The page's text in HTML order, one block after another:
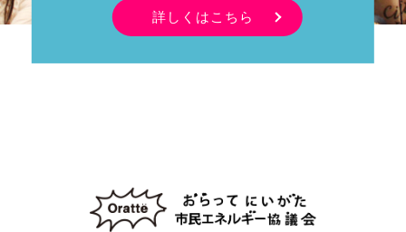
詳しくはこちら